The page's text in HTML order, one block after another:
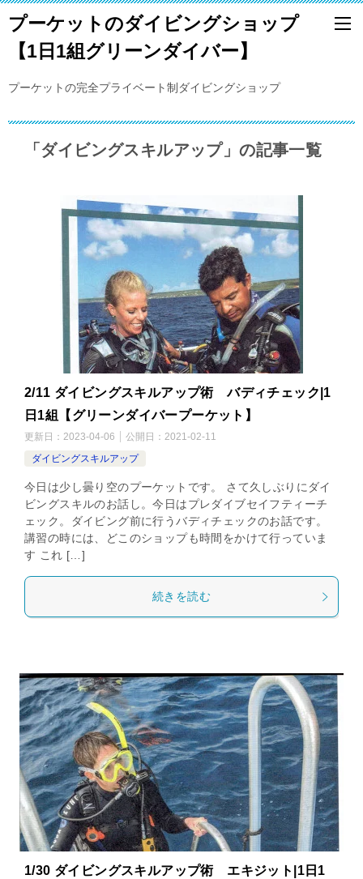
プーケットのダイビングショップ
【1日1組グリーンダイバー】
プーケットの完全プライベート制ダイビングショップ
「ダイビングスキルアップ」の記事一覧
2/11 ダイビングスキルアップ術 バディチェック|1
日1組【グリーンダイバープーケット】
更新日： 2023-04-06 公開日： 2021-02-11
ダイビングスキルアップ
今日は少し曇り空のプーケットです。 さて久しぶりにダイ
ビングスキルのお話し。今日はプレダイブセイフティーチ
ェック。ダイビング前に行うバディチェックのお話です。
講習の時には、どこのショップも時間をかけて行っていま
す これ […]
続きを読む
1/30 ダイビングスキルアップ術 エキジット|1日1